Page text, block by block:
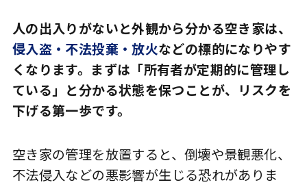
人の出入りがないと外観から分かる空き家は、
侵入盗・不法投棄・放火などの標的になりやす
くなります。まずは「所有者が定期的に管理し
ている」と分かる状態を保つことが、リスクを
下げる第一歩です。
空き家の管理を放置すると、倒壊や景観悪化、
不法侵入などの悪影響が生じる恐れがありま